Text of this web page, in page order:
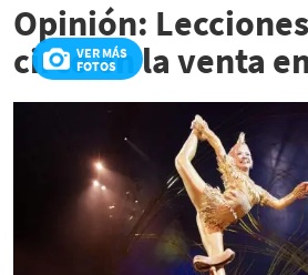
Opinión:
circo en la venta
VER MÁS
FOTOS